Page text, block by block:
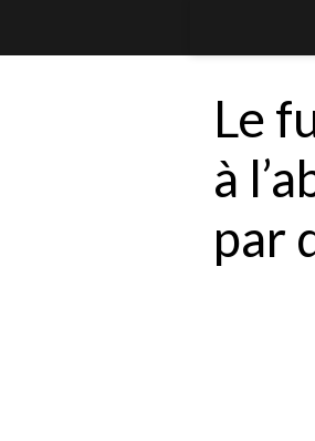
Le
à
par